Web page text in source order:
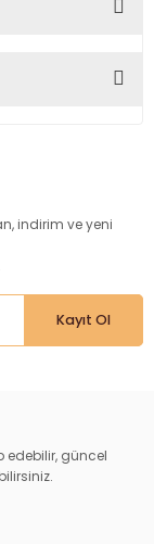
indirim ve yeni
Kayıt Ol
edebilir, güncel